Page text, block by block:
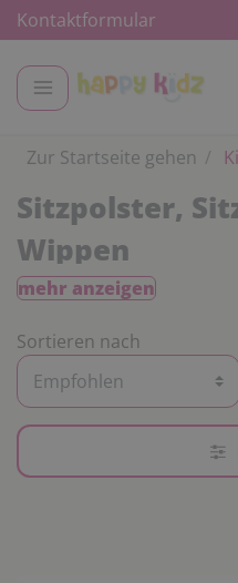
Kontaktformular
Zur Startseite gehen
Sitzpolster,
Wippen
Sitzkissen können im
Toben.Bei uns finden Sie
verschiedenen Farben und
mehr anzeigen
Sortieren nach